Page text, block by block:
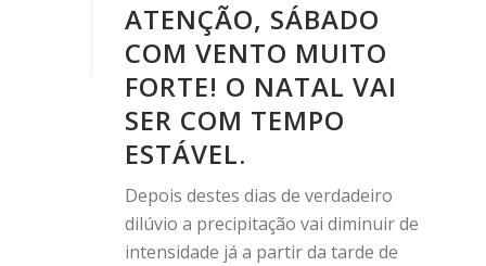
ATENÇÃO, SÁBADO
COM VENTO MUITO
FORTE! O NATAL VAI
SER COM TEMPO
ESTÁVEL.
Depois destes dias de verdadeiro
dilúvio a precipitação vai diminuir de
intensidade já a partir da tarde de